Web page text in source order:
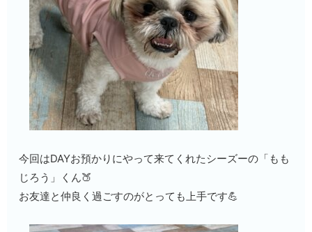
今回はDAYお預かりにやって来てくれたシーズーの「もも
じろう」くん🍑
お友達と仲良く過ごすのがとっても上手です💪